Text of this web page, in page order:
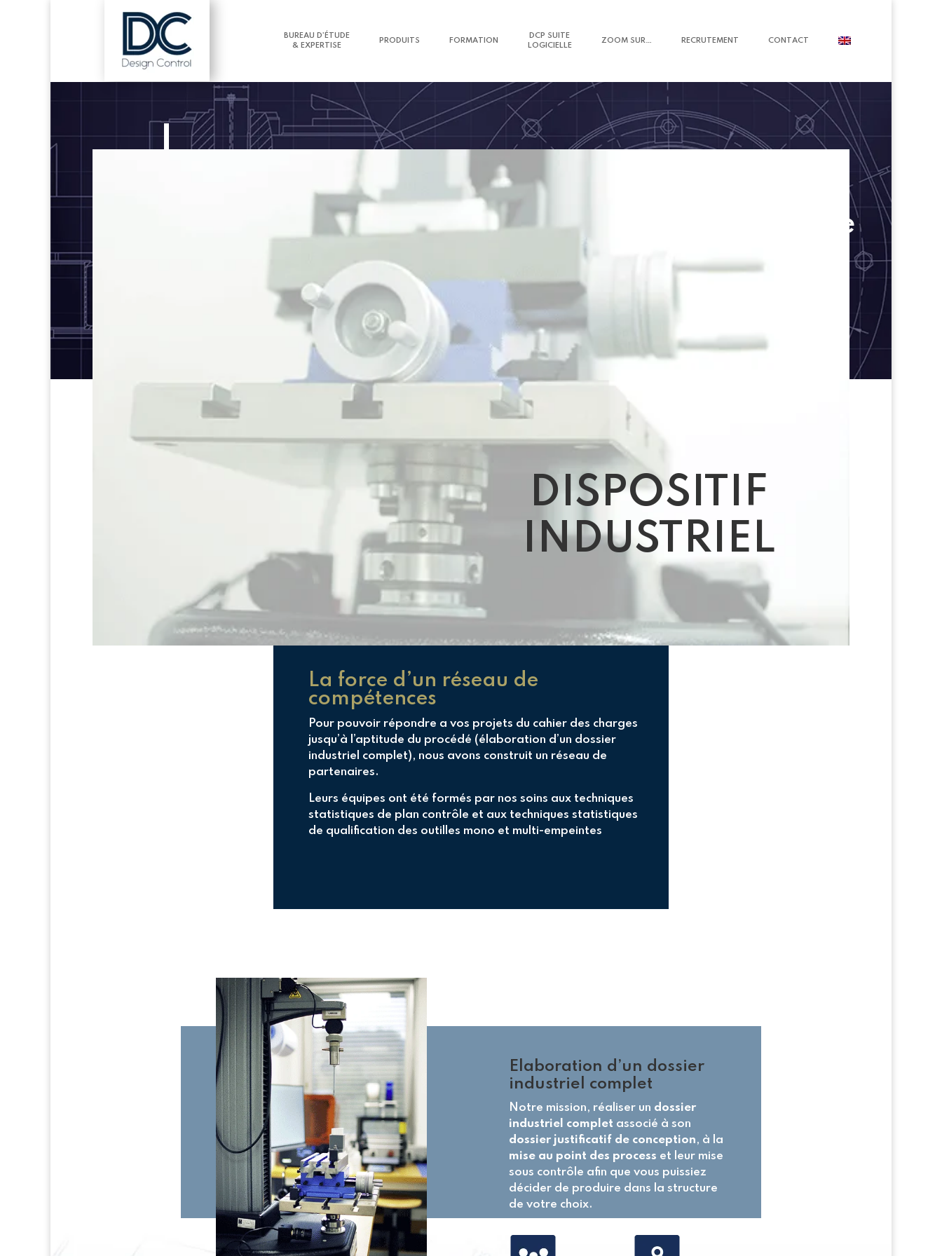
BUREAU D’ÉTUDE
& EXPERTISE
PRODUITS FORMATION
DCP SUITE
LOGICIELLE
ZOOM SUR… RECRUTEMENT CONTACT
L'expertise techniqueau service de l'excellence
DISPOSITIF
INDUSTRIEL
La force d’un réseau de
compétences
Pour pouvoir répondre a vos projets du cahier des charges
jusqu’à l’aptitude du procédé (élaboration d’un dossier
industriel complet), nous avons construit un réseau de
partenaires.
Leurs équipes ont été formés par nos soins aux techniques
statistiques de plan contrôle et aux techniques statistiques
de qualification des outilles mono et multi-empeintes
Elaboration d’un dossier
industriel complet
Notre mission, réaliser un dossier
industriel complet associé à son
dossier justificatif de conception, à la
mise au point des process et leur mise
sous contrôle afin que vous puissiez
décider de produire dans la structure
de votre choix.